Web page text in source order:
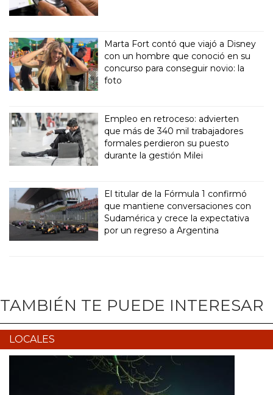
Marta Fort contó que viajó a Disney
con un hombre que conoció en su
concurso para conseguir novio: la
foto
Empleo en retroceso: advierten
que más de 340 mil trabajadores
formales perdieron su puesto
durante la gestión Milei
El titular de la Fórmula 1 confirmó
que mantiene conversaciones con
Sudamérica y crece la expectativa
por un regreso a Argentina
TAMBIÉN TE PUEDE INTERESAR
LOCALES